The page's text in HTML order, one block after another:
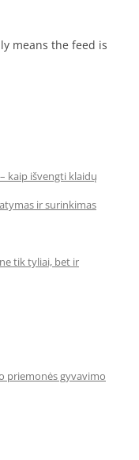
means the feed is
kaip išvengti klaidų
ir surinkimas
tik tyliai, bet ir
priemonės gyvavimo